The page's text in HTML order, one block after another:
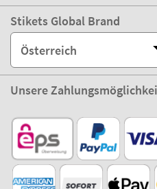
Stikets Global Brand
Österreich
Unsere